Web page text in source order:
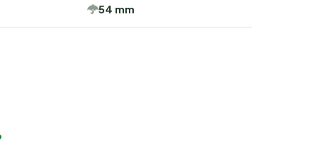
54 mm